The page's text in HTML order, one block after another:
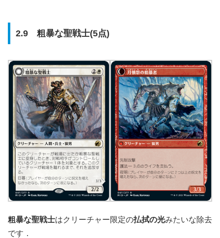
2.9 粗暴な聖戦士(5点)
粗暴な聖戦士はクリーチャー限定の払拭の光みたいな除去
です．